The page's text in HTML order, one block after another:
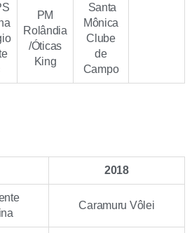
PM
Rolândia
/Óticas
King
Santa
Mônica
Clube
de
Campo
2018
Caramuru Vôlei